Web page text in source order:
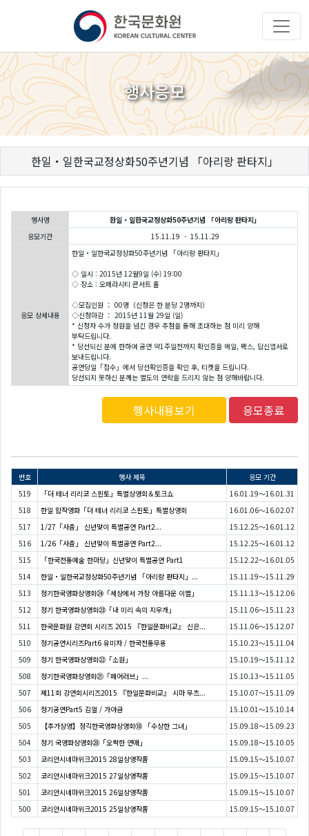
행사응모
한일・일한국교정상화50주년기념 「아리랑 판타지」
행사명
한일・일한국교정상화50주년기념 「아리랑 판타지」
응모기간
15.11.19 - 15.11.29
응모 상세내용
한일・일한국교정상화50주년기념 「아리랑 판타지」
◇ 일시 : 2015년 12월9일 (수) 19:00
◇ 장소 : 오페라시티 콘서트 홀
◇모집인원 ： 00명（신청은 한 분당 2명까지）
◇신청마감 ： 2015년 11월 29일 (일)
* 신청자 수가 정원을 넘긴 경우 추첨을 통해 초대하는 점 미리 양해
부탁드립니다.
* 당선되신 분에 한하여 공연 약1주일전까지 확인증을 메일, 팩스, 답신엽서로
보내드립니다.
공연당일「접수」에서 당선확인증을 확인 후, 티켓을 드립니다.
당선되지 못하신 분께는 별도의 연락을 드리지 않는 점 양해바랍니다.
행사내용보기 응모종료
번호 행사 제목
응모 기간
519
「더 테너 리리코 스핀토」특별상영회＆토크쇼
16.01.19～16.01.31
518
한일 합작영화「더 테너 리리코 스핀토」특별상영회
16.01.06～16.02.07
517
1/27「사춤」 신년맞이 특별공연 Part2...
15.12.25～16.01.12
516
1/26「사춤」 신년맞이 특별공연 Part2...
15.12.25～16.01.12
515
「한국전통예술 한마당」신년맞이 특별공연 Part1
15.12.22～16.01.05
514
한일・일한국교정상화50주년기념 「아리랑 판타지」...
15.11.19～15.11.29
513
정기한국영화상영회㉔「세상에서 가장 아름다운 이별」
15.11.13～15.12.06
512
정기 한국영화상영회㉓「내 미리 속의 지우개」
15.11.06～15.11.23
511
한국문화원 강연회 시리즈 2015 『한일문화비교』 신은...
15.11.06～15.12.07
510
정기공연시리즈Part6 유미자 / 한국전통무용
15.10.23～15.11.04
509
정기 한국영화상영회㉒「소원」
15.10.19～15.11.12
508
정기한국영화상영회㉑「페어러브」...
15.10.13～15.11.05
507
제11회 강연회시리즈2015 『한일문화비교』 시마 무츠...
15.10.07～15.11.09
506
정기공연Part5 김얼 / 가야금
15.10.01～15.10.14
505
【추가상영】정긱한국영화상영회⑱ 「수상한 그녀」
15.09.18～15.09.23
504
정기 국영화상영회⑳「오싹한 연애」
15.09.18～15.10.05
503
코리안시네마위크2015 28일상영작품
15.09.15～15.10.07
502
코리안시네마위크2015 27일상영작품
15.09.15～15.10.07
501
코리안시네마위크2015 26일상영작품
15.09.15～15.10.07
500
코리안시네마위크2015 25일상영작품 15.09.15～15.10.07